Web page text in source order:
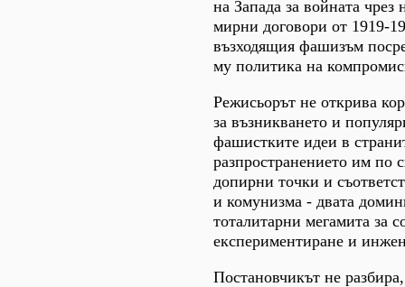
на Запада за войната чрез
мирни договори от 1919-
възходящия фашизъм
му политика на
Режисьорът не открива
за възникването и
фашистките идеи в
разпространението им по
допирни точки и
и комунизма - двата
тоталитарни мегамита за
експериментиране и
Постановчикът не